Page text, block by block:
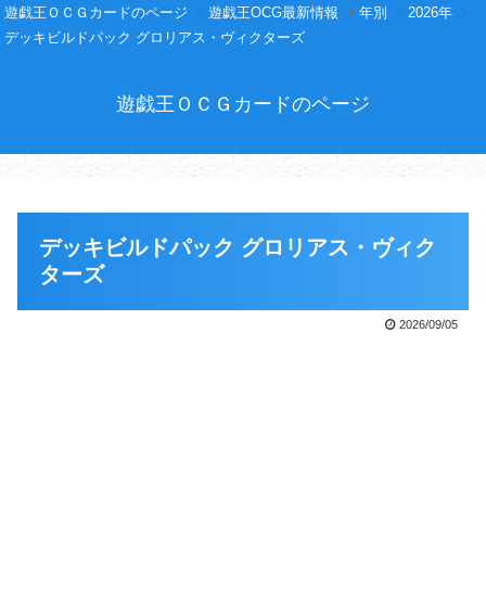
遊戯王ＯＣＧカードのページ 遊戯王OCG最新情報 年別
2026年
デッキビルドパック グロリアス・ヴィクターズ
遊戯王ＯＣＧカードのページ
デッキビルドパック グロリアス・ヴィク
ターズ
2026/09/05